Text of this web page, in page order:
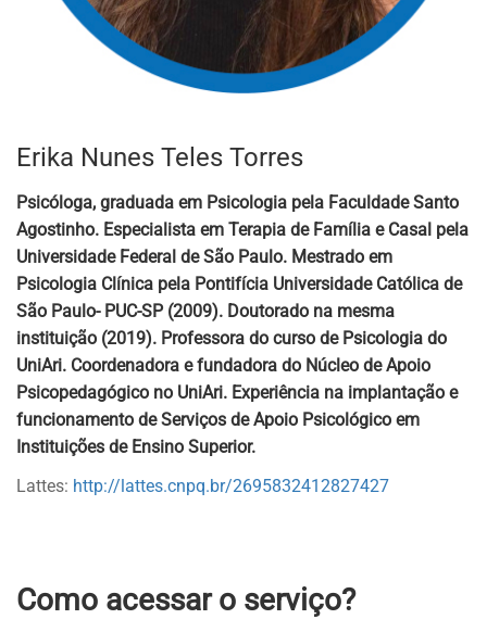
Erika Nunes Teles Torres
Psicóloga, graduada em Psicologia pela Faculdade Santo
Agostinho. Especialista em Terapia de Família e Casal pela
Universidade Federal de São Paulo. Mestrado em
Psicologia Clínica pela Pontifícia Universidade Católica de
São Paulo- PUC-SP (2009). Doutorado na mesma
instituição (2019). Professora do curso de Psicologia do
UniAri. Coordenadora e fundadora do Núcleo de Apoio
Psicopedagógico no UniAri. Experiência na implantação e
funcionamento de Serviços de Apoio Psicológico em
Instituições de Ensino Superior.
Lattes: http://lattes.cnpq.br/2695832412827427
Como acessar o serviço?